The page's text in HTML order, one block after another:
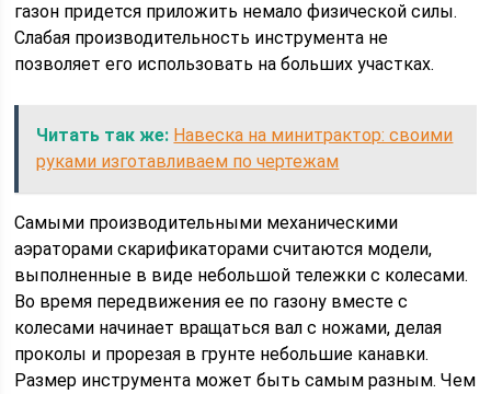
газон придется приложить немало физической силы.
Слабая производительность инструмента не
позволяет его использовать на больших участках.
Читать так же: Навеска на минитрактор: своими
руками изготавливаем по чертежам
Самыми производительными механическими
аэраторами скарификаторами считаются модели,
выполненные в виде небольшой тележки с колесами.
Во время передвижения ее по газону вместе с
колесами начинает вращаться вал с ножами, делая
проколы и прорезая в грунте небольшие канавки.
Размер инструмента может быть самым разным. Чем